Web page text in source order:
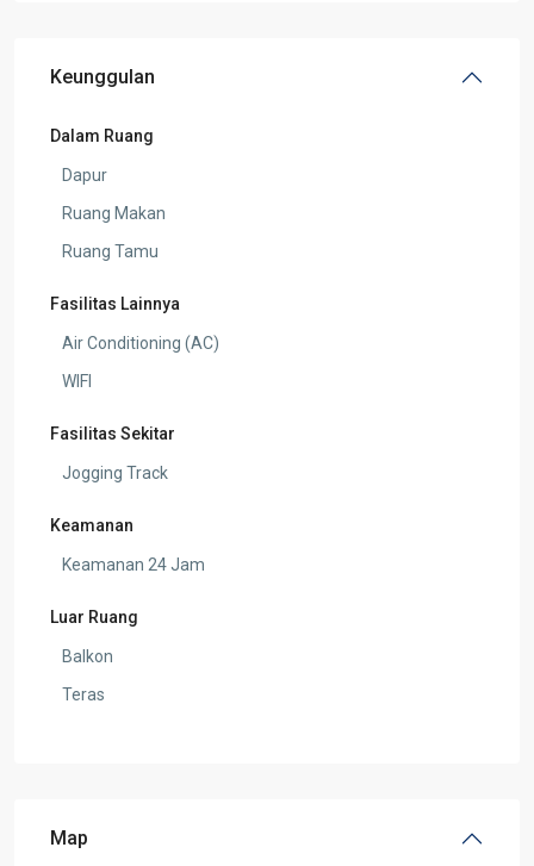
Keunggulan
Dalam Ruang
Dapur
Ruang Makan
Ruang Tamu
Fasilitas Lainnya
Air Conditioning (AC)
WIFI
Fasilitas Sekitar
Jogging Track
Keamanan
Keamanan 24 Jam
Luar Ruang
Balkon
Teras
Map